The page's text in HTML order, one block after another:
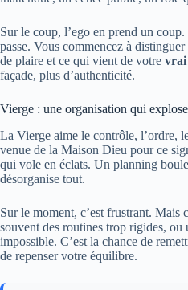
Sur le coup, l’ego en prend un
passe. Vous commencez à
de plaire et ce qui vient de votre vrai
façade, plus d’authenticité.
Vierge : une organisation qui explose
La Vierge aime le contrôle, l’ordre,
venue de la Maison Dieu pour ce
qui vole en éclats. Un planning
désorganise tout.
Sur le moment, c’est frustrant. Mais
souvent des routines trop rigides, ou
impossible. C’est la chance de
de repenser votre équilibre.